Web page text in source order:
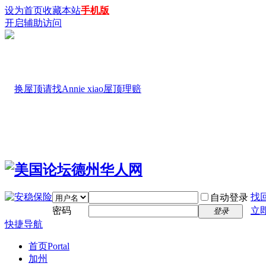
设为首页收藏本站手机版
开启辅助访问
自动登录 找
密码
登录
立
快捷导航
首页Portal
加州